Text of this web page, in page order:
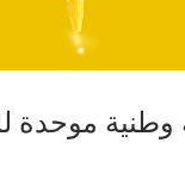
وطنية موحدة